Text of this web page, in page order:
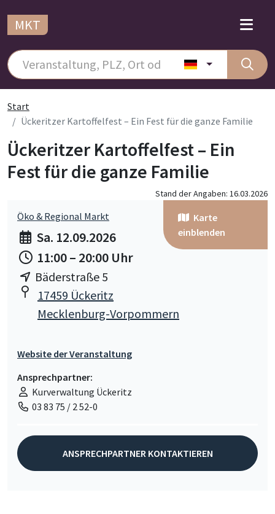
MKT
Start
Ückeritzer Kartoffelfest – Ein Fest für die ganze Familie
Ückeritzer Kartoffelfest – Ein
Fest für die ganze Familie
Stand der Angaben: 16.03.2026
Karte
einblenden
Öko & Regional Markt
Sa. 12.09.2026
11:00 – 20:00 Uhr
Bäderstraße 5
17459 Ückeritz
Mecklenburg-Vorpommern
Website der Veranstaltung
Ansprechpartner:
Kurverwaltung Ückeritz
03 83 75 / 2 52-0
ANSPRECHPARTNER KONTAKTIEREN